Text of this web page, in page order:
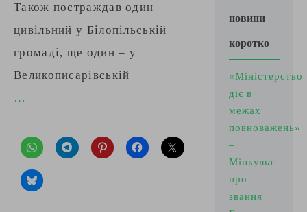
Також постраждав один
цивільний у Білопільській
громаді, ще один – у
Великописарівській
…
новини
коротко
«Міністерство
діє в
межах
повноважень»
–
Мінкульт
про
звання